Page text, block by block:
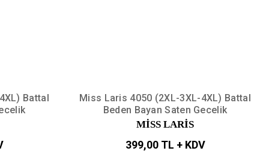
Battal
Miss Laris 4050 (2XL-3XL-4XL) Battal
Beden Bayan Saten Gecelik
MİSS LARİS
399,00 TL + KDV